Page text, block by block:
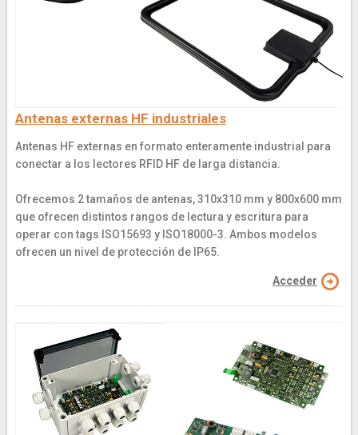
Antenas externas HF industriales
Antenas HF externas en formato enteramente industrial para
conectar a los lectores RFID HF de larga distancia.
Ofrecemos 2 tamaños de antenas, 310x310 mm y 800x600 mm
que ofrecen distintos rangos de lectura y escritura para
operar con tags ISO15693 y ISO18000-3. Ambos modelos
ofrecen un nivel de protección de IP65.
Acceder